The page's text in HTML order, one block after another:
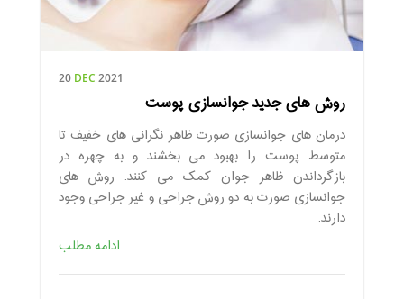
20 DEC 2021
روش های جدید جوانسازی پوست
درمان های جوانسازی صورت ظاهر نگرانی های خفیف تا
متوسط پوست را بهبود می بخشند و به چهره در
بازگرداندن ظاهر جوان کمک می کنند. روش های
جوانسازی صورت به دو روش جراحی و غیر جراحی وجود
دارند.
ادامه مطلب